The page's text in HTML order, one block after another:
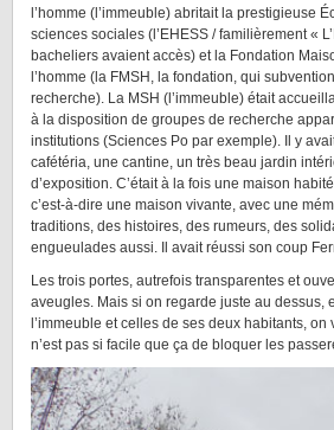
l’homme (l’immeuble) abritait la prestigieuse
sciences sociales (l’EHESS / familièrement «
bacheliers avaient accès) et la Fondation
l’homme (la FMSH, la fondation, qui
recherche). La MSH (l’immeuble) était
à la disposition de groupes de recherche
institutions (Sciences Po par exemple). Il y
cafétéria, une cantine, un très beau jardin
d’exposition. C’était à la fois une maison
c’est-à-dire une maison vivante, avec une
traditions, des histoires, des rumeurs, des
engueulades aussi. Il avait réussi son coup
Les trois portes, autrefois transparentes et
aveugles. Mais si on regarde juste au dessus,
l’immeuble et celles de ses deux habitants, on
n’est pas si facile que ça de bloquer les